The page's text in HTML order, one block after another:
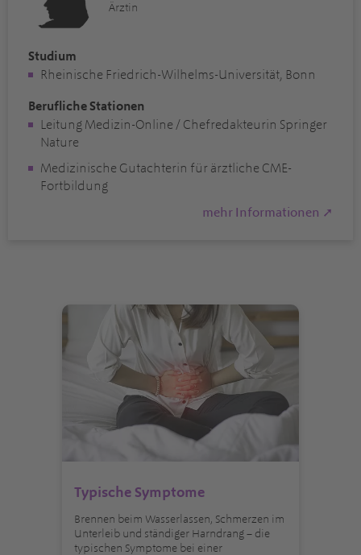
Ärztin
Studium
Rheinische Friedrich-Wilhelms-Universität, Bonn
Berufliche Stationen
Leitung Medizin-Online / Chefredakteurin Springer
Nature
Medizinische Gutachterin für ärztliche CME-
Fortbildung
mehr Informationen ➚
Typische Symptome
Brennen beim Wasserlassen, Schmerzen im
Unterleib und ständiger Harndrang – die
typischen Symptome bei einer